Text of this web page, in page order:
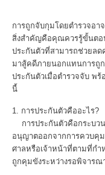
การถูกจับกุมโดยตำรวจอ
สิ่งสำคัญคือคุณควรรู้ขั้นตอน
ประกันตัวที่สามารถช่วยล
มาสู้คดีภายนอกแทนการถู
ประกันตัวเมื่อตำรวจจับ พ
นี้
1. การประกันตัวคืออะไร?
การประกันตัวคือกระบว
อนุญาตออกจากการควบคุ
ศาลหรือเจ้าหน้าที่ตามที่กำ
ถูกคุมขังระหว่างรอพิจารณ